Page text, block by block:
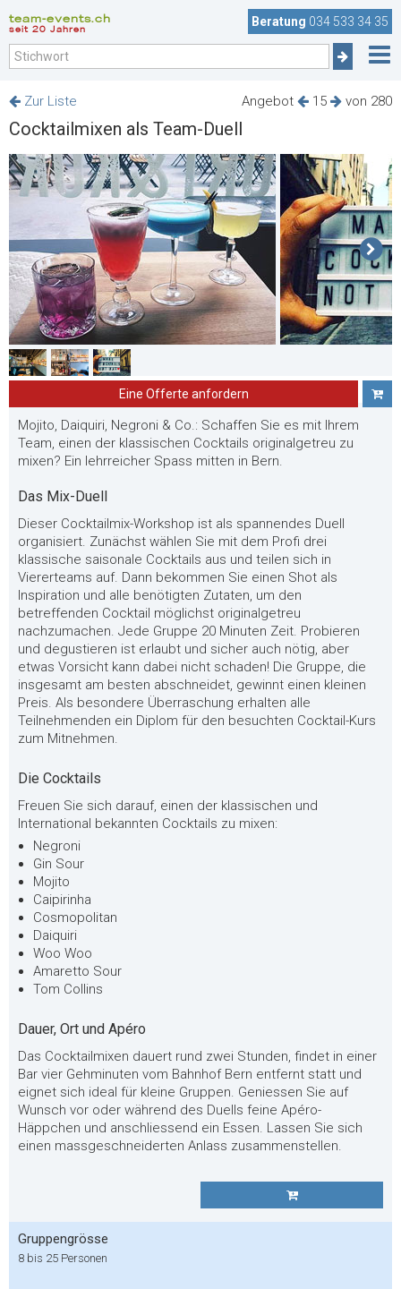
team-events.ch
seit 20 Jahren
Beratung 034 533 34 35
Angebot 15 von 280
Zur Liste
Cocktailmixen als Team-Duell
Eine Offerte anfordern
Mojito, Daiquiri, Negroni & Co.: Schaffen Sie es mit Ihrem
Team, einen der klassischen Cocktails originalgetreu zu
mixen? Ein lehrreicher Spass mitten in Bern.
Das Mix-Duell
Dieser Cocktailmix-Workshop ist als spannendes Duell
organisiert. Zunächst wählen Sie mit dem Profi drei
klassische saisonale Cocktails aus und teilen sich in
Viererteams auf. Dann bekommen Sie einen Shot als
Inspiration und alle benötigten Zutaten, um den
betreffenden Cocktail möglichst originalgetreu
nachzumachen. Jede Gruppe 20 Minuten Zeit. Probieren
und degustieren ist erlaubt und sicher auch nötig, aber
etwas Vorsicht kann dabei nicht schaden! Die Gruppe, die
insgesamt am besten abschneidet, gewinnt einen kleinen
Preis. Als besondere Überraschung erhalten alle
Teilnehmenden ein Diplom für den besuchten Cocktail-Kurs
zum Mitnehmen.
Die Cocktails
Freuen Sie sich darauf, einen der klassischen und
International bekannten Cocktails zu mixen:
Negroni
Gin Sour
Mojito
Caipirinha
Cosmopolitan
Daiquiri
Woo Woo
Amaretto Sour
Tom Collins
Dauer, Ort und Apéro
Das Cocktailmixen dauert rund zwei Stunden, findet in einer
Bar vier Gehminuten vom Bahnhof Bern entfernt statt und
eignet sich ideal für kleine Gruppen. Geniessen Sie auf
Wunsch vor oder während des Duells feine Apéro-
Häppchen und anschliessend ein Essen. Lassen Sie sich
einen massgeschneiderten Anlass zusammenstellen.
Gruppengrösse
8 bis 25 Personen